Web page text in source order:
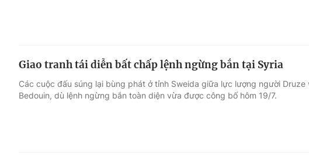
Giao tranh tái diễn bất chấp lệnh ngừng bắn tại Syria
Các cuộc đấu súng lại bùng phát ở tỉnh Sweida giữa lực lượng người
Bedouin, dù lệnh ngừng bắn toàn diện vừa được công bố hôm 19/7.